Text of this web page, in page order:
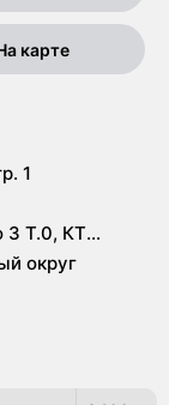
карте
1
3 Т.0, КТ
округ